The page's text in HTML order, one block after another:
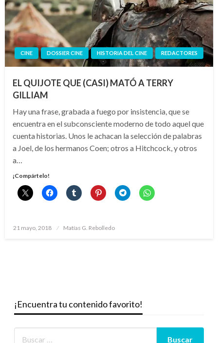
CINE DOSSIER CINE HISTORIA DEL CINE REDACTORES
EL QUIJOTE QUE (CASI) MATÓ A TERRY
GILLIAM
Hay una frase, grabada a fuego por insistencia, que se
encuentra en el subconsciente moderno de todo aquel que
cuenta historias. Unos le achacan la selección de palabras
a Joel, de los hermanos Coen; otros a Hitchcock, y otros
a…
¡Compártelo!
Publicado
21 mayo, 2018 Matías G. Rebolledo
¡Encuentra tu contenido favorito!